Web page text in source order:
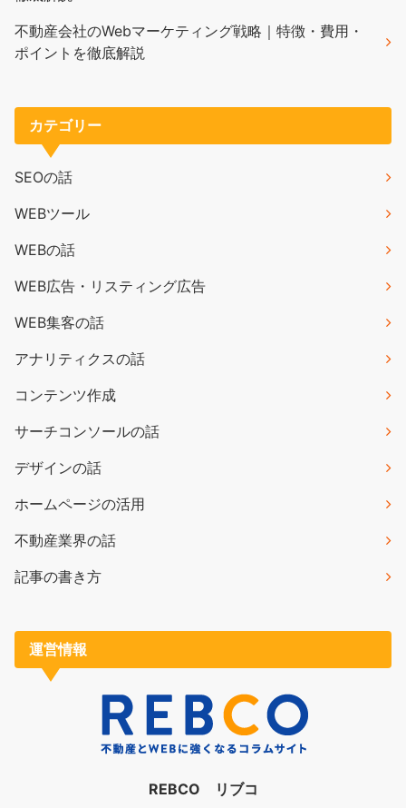
不動産会社のWebマーケティング戦略｜特徴・費用・
ポイントを徹底解説
カテゴリー
SEOの話
WEBツール
WEBの話
WEB広告・リスティング広告
WEB集客の話
アナリティクスの話
コンテンツ作成
サーチコンソールの話
デザインの話
ホームページの活用
不動産業界の話
記事の書き方
運営情報
REBCO リブコ